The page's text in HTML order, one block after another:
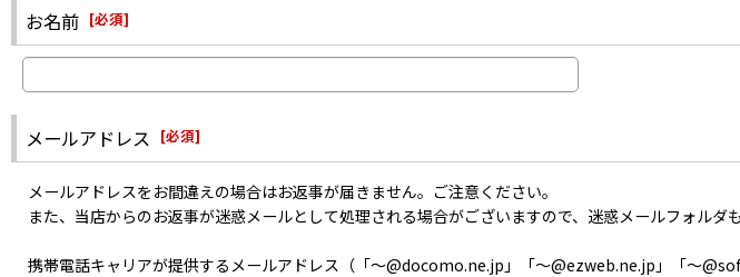
また、メーカーにて生産が終了した商品のお取り寄せは出来ません。
あらかじめご了承ください。
・迷惑メールフォルダに入っていないか
・指定以外受信拒否やパソコンメール拒否などの設定をしていないか
・記入した自分のメールアドレスは間違っていなかったか
などをご確認のうえお問い合わせください。
お名前 [必須]
メールアドレス [必須]
メールアドレスをお間違えの場合はお返事が届きません。ご注意ください。
また、当店からのお返事が迷惑メールとして処理される場合がございますので、迷惑メールフォルダ
携帯電話キャリアが提供するメールアドレス（「〜@docomo.ne.jp」「〜@ezweb.ne.jp」「〜